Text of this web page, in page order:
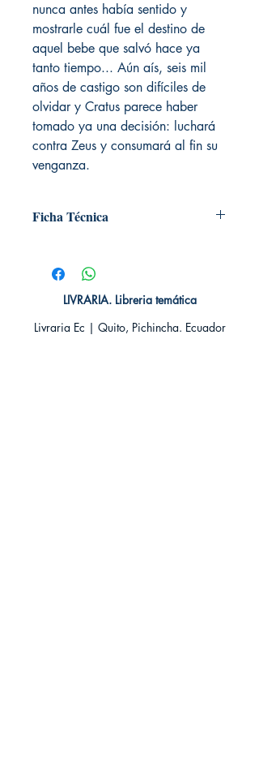
nunca antes había sentido y
mostrarle cuál fue el destino de
aquel bebe que salvó hace ya
tanto tiempo... Aún aís, seis mil
años de castigo son difíciles de
olvidar y Cratus parece haber
tomado ya una decisión: luchará
contra Zeus y consumará al fin su
venganza.
Ficha Técnica
Editorial: DEBOLSILLO
Idioma: Castellano
Encuadernación: Blanda
Categoría: Novela Romántica -
LIVRARIA. Libreria temática
Livraria Ec | Quito, Pichincha. Ecuador